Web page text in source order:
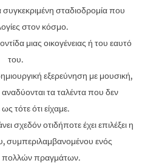
σταδιοδρομία που
στον κόσμο.
μιας οικογένειας ή του εαυτό
του.
εξερεύνηση με μουσική,
τα ταλέντα που δεν
τότε ότι είχαμε.
σχεδόν οτιδήποτε έχει επιλέξει η
συμπεριλαμβανομένου ενός
πραγμάτων.